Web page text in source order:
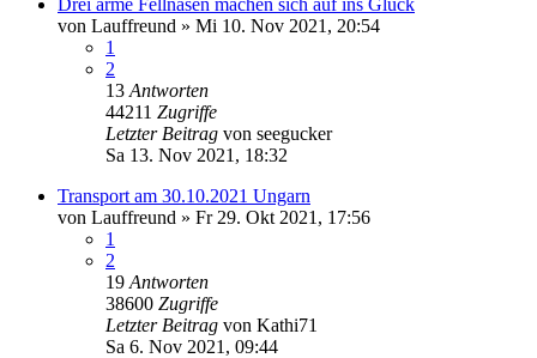
von Lauffreund » Mi 10. Nov 2021, 20:54
1
2
13 Antworten
44211 Zugriffe
Letzter Beitrag von seegucker
Sa 13. Nov 2021, 18:32
Transport am 30.10.2021 Ungarn
von Lauffreund » Fr 29. Okt 2021, 17:56
1
2
19 Antworten
38600 Zugriffe
Letzter Beitrag von Kathi71
Sa 6. Nov 2021, 09:44